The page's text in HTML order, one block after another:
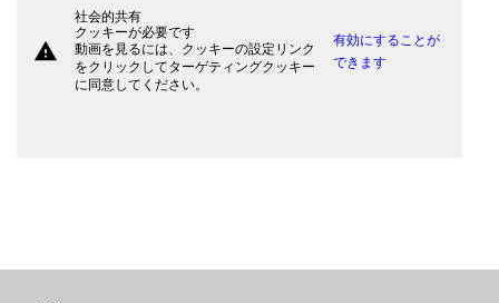
warning
社会的共有
クッキーが必要です
動画を見るには、クッキーの設定リンク
をクリックしてターゲティングクッキー
に同意してください。
有効にすることが
できます